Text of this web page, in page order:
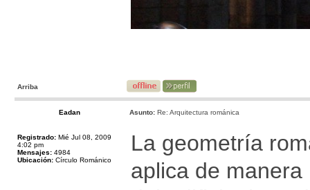
Arriba
Eadan Asunto: Re: Arquitectura románica
Registrado: Mié Jul 08, 2009
4:02 pm
Mensajes: 4984
Ubicación: Círculo Románico
La geometría
aplica de